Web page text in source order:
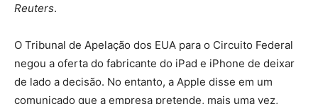
Reuters.
O Tribunal de Apelação dos EUA para o Circuito Federal
negou a oferta do fabricante do iPad e iPhone de deixar
de lado a decisão. No entanto, a Apple disse em um
comunicado que a empresa pretende, mais uma vez,